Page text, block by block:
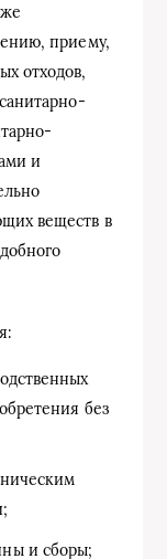
приему,
отходов,
и
веществ в
без
и сборы;